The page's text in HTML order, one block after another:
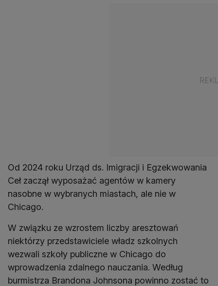
Od 2024 roku Urząd ds. Imigracji i Egzekwowania
Ceł zaczął wyposażać agentów w kamery
nasobne w wybranych miastach, ale nie w
Chicago.
W związku ze wzrostem liczby aresztowań
niektórzy przedstawiciele władz szkolnych
wezwali szkoły publiczne w Chicago do
wprowadzenia zdalnego nauczania. Według
burmistrza Brandona Johnsona powinno zostać to